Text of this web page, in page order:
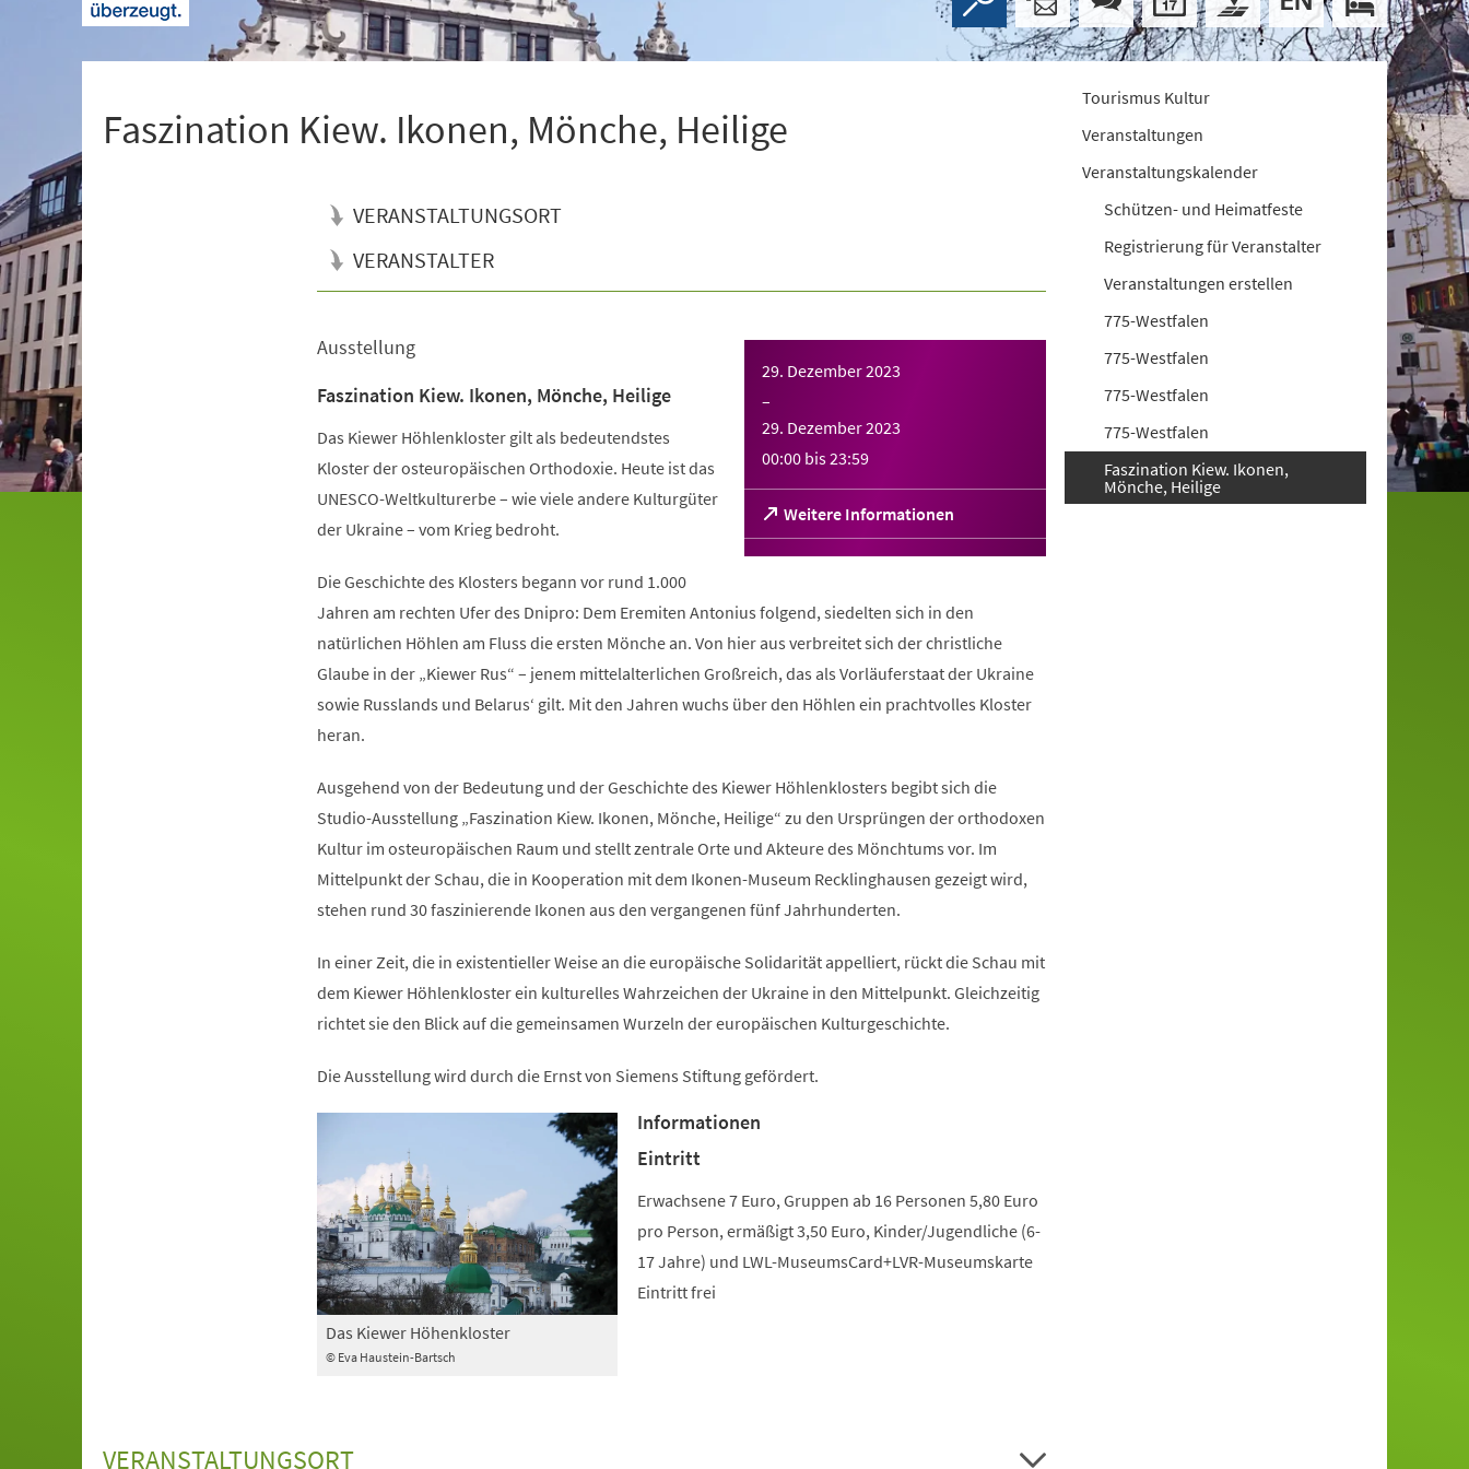
Faszination Kiew. Ikonen, Mönche, Heilige
VERANSTALTUNGSORT
VERANSTALTER
29. Dezember 2023
–
29. Dezember 2023
00:00 bis23:59
Weitere Informationen
(Öffnet
in
einem
Tab)
Ausstellung
Faszination Kiew. Ikonen, Mönche, Heilige
Das Kiewer Höhlenkloster gilt als bedeutendstes
Kloster der osteuropäischen Orthodoxie. Heute ist das
UNESCO-Weltkulturerbe – wie viele andere Kulturgüter
der Ukraine – vom Krieg bedroht.
Die Geschichte des Klosters begann vor rund 1.000
Jahren am rechten Ufer des Dnipro: Dem Eremiten Antonius folgend, siedelten sich in den
natürlichen Höhlen am Fluss die ersten Mönche an. Von hier aus verbreitet sich der christliche
Glaube in der „Kiewer Rus“ – jenem mittelalterlichen Großreich, das als Vorläuferstaat der Ukraine
sowie Russlands und Belarus‘ gilt. Mit den Jahren wuchs über den Höhlen ein prachtvolles Kloster
heran.
Ausgehend von der Bedeutung und der Geschichte des Kiewer Höhlenklosters begibt sich die
Studio-Ausstellung „Faszination Kiew. Ikonen, Mönche, Heilige“ zu den Ursprüngen der orthodoxen
Kultur im osteuropäischen Raum und stellt zentrale Orte und Akteure des Mönchtums vor. Im
Mittelpunkt der Schau, die in Kooperation mit dem Ikonen-Museum Recklinghausen gezeigt wird,
stehen rund 30 faszinierende Ikonen aus den vergangenen fünf Jahrhunderten.
In einer Zeit, die in existentieller Weise an die europäische Solidarität appelliert, rückt die Schau mit
dem Kiewer Höhlenkloster ein kulturelles Wahrzeichen der Ukraine in den Mittelpunkt. Gleichzeitig
richtet sie den Blick auf die gemeinsamen Wurzeln der europäischen Kulturgeschichte.
Die Ausstellung wird durch die Ernst von Siemens Stiftung gefördert.
© Eva Haustein-Bartsch
Das Kiewer Höhenkloster
Informationen
Eintritt
Erwachsene 7 Euro, Gruppen ab 16 Personen 5,80 Euro
pro Person, ermäßigt 3,50 Euro, Kinder/Jugendliche (6-
17 Jahre) und LWL-MuseumsCard+LVR-Museumskarte
Eintritt frei
VERANSTALTUNGSORT
Tourismus Kultur
Veranstaltungen
Veranstaltungskalender
Schützen- und Heimatfeste
Registrierung für Veranstalter
Veranstaltungen erstellen
775-Westfalen
775-Westfalen
775-Westfalen
775-Westfalen
Faszination Kiew. Ikonen,
Mönche, Heilige